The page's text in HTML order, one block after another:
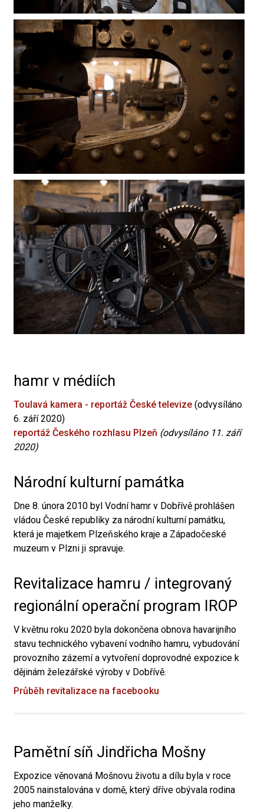
hamr v médiích
Toulavá kamera - reportáž České televize (odvysíláno
6. září 2020)
reportáž Českého rozhlasu Plzeň (odvysíláno 11. září
2020)
Národní kulturní památka
Dne 8. února 2010 byl Vodní hamr v Dobřívě prohlášen
vládou České republiky za národní kulturní památku,
která je majetkem Plzeňského kraje a Západočeské
muzeum v Plzni ji spravuje.
Revitalizace hamru / integrovaný
regionální operační program IROP
V květnu roku 2020 byla dokončena obnova havarijního
stavu technického vybavení vodního hamru, vybudování
provozního zázemí a vytvoření doprovodné expozice k
dějinám železářské výroby v Dobřívě.
Průběh revitalizace na facebooku
Pamětní síň Jindřicha Mošny
Expozice věnovaná Mošnovu životu a dílu byla v roce
2005 nainstalována v domě, který dříve obývala rodina
jeho manželky.